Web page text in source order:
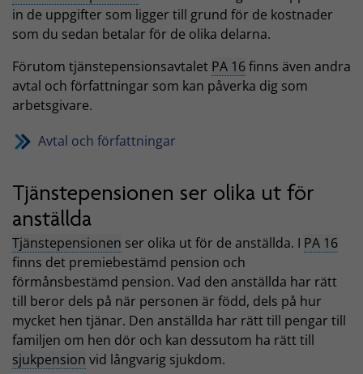
in de uppgifter som ligger till grund för de kostnader
som du sedan betalar för de olika delarna.
Förutom tjänstepensionsavtalet PA 16finns även andra
avtal och författningar som kan påverka dig som
arbetsgivare.
Avtal och författningar
Tjänstepensionen ser olika ut för
anställda
Tjänstepensionen ser olika ut för de anställda. I PA 16
finns det premiebestämd pension och
förmånsbestämd pension. Vad den anställda har rätt
till beror dels på när personen är född, dels på hur
mycket hen tjänar. Den anställda har rätt till pengar till
familjen om hen dör och kan dessutom ha rätt till
sjukpension vid långvarig sjukdom.